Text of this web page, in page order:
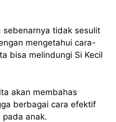
sebenarnya tidak sesulit
mengetahui cara-
bisa melindungi Si Kecil
akan membahas
berbagai cara efektif
pada anak.